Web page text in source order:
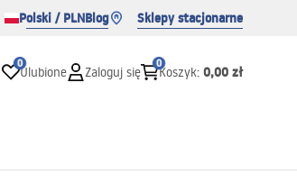
Polski / PLNBlog Sklepy stacjonarne
0
Ulubione Zaloguj się
0
Koszyk: 0,00 zł